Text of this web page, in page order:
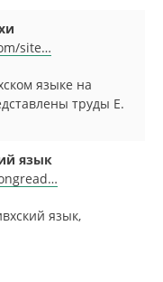
site…
языке на
труды Е.
язык
язык,